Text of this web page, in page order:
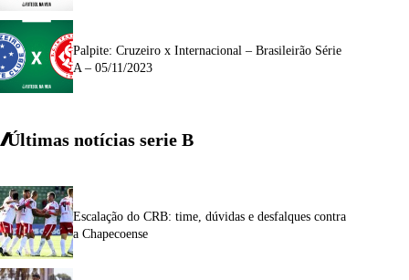
Palpite: Cruzeiro x Internacional – Brasileirão Série
A – 05/11/2023
Últimas notícias serie B
Escalação do CRB: time, dúvidas e desfalques contra
a Chapecoense